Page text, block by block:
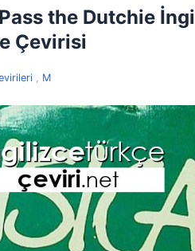
the Dutchie
Çevirisi
, M